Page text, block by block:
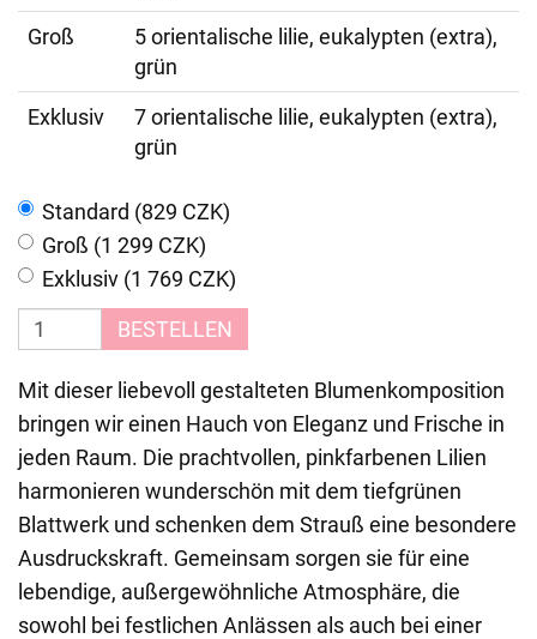
Groß
5 orientalische lilie, eukalypten (extra),
grün
Exklusiv
7 orientalische lilie, eukalypten (extra),
grün
Standard (829 CZK)
Groß (1 299 CZK)
Exklusiv (1 769 CZK)
BESTELLEN
Mit dieser liebevoll gestalteten Blumenkomposition
bringen wir einen Hauch von Eleganz und Frische in
jeden Raum. Die prachtvollen, pinkfarbenen Lilien
harmonieren wunderschön mit dem tiefgrünen
Blattwerk und schenken dem Strauß eine besondere
Ausdruckskraft. Gemeinsam sorgen sie für eine
lebendige, außergewöhnliche Atmosphäre, die
sowohl bei festlichen Anlässen als auch bei einer